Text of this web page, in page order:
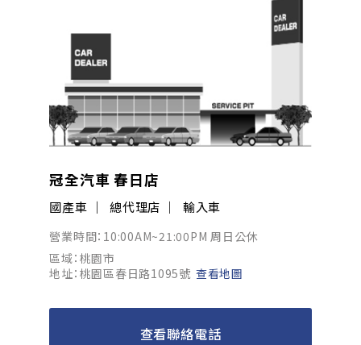
冠全汽車 春日店
國產車 總代理店 輸入車
營業時間：10:00AM~21:00PM 周日公休
區域：桃園市
地址：桃園區春日路1095號 查看地圖
查看聯絡電話